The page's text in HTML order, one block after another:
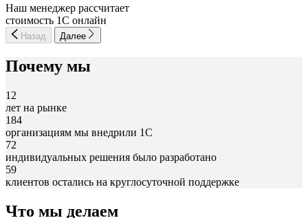
Наш менеджер рассчитает
стоимость 1С онлайн
Назад Далее
Почему мы
12
лет на рынке
184
организациям мы внедрили 1С
72
индивидуальных решения было разработано
59
клиентов остались на круглосуточной поддержке
Что мы делаем